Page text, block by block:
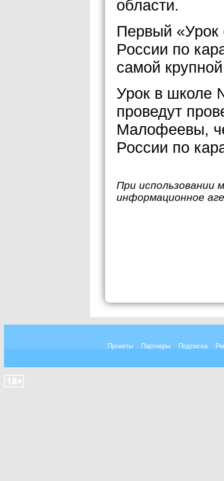
области.
Первый «Урок
России по
самой
Урок в школе
проведут
Малофеевы,
России по
При использовании
информационное
Проекты Партнеры Подписка